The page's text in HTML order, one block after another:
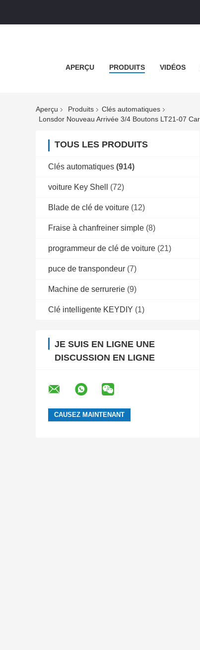
APERÇU PRODUITS VIDÉOS
Aperçu Produits
Clés automatiques
TOUS LES PRODUITS
Clés automatiques (914)
voiture Key Shell (72)
Blade de clé de voiture (12)
Fraise à chanfreiner simple (8)
programmeur de clé de voiture (21)
puce de transpondeur (7)
Machine de serrurerie (9)
Clé intelligente KEYDIY (1)
JE SUIS EN LIGNE UNE
DISCUSSION EN LIGNE